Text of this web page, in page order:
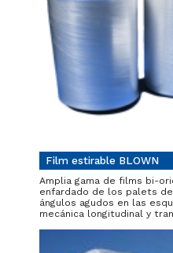
Film estirable BLOWN
Amplia gama de films bi-
enfardado de los palets
ángulos agudos en las
mecánica longitudinal y